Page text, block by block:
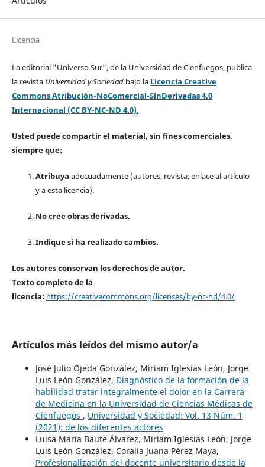
Licencia
La editorial "Universo Sur", de la Universidad de Cienfuegos, publica
la revista Universidad y Sociedad bajo la Licencia Creative
Commons Atribución-NoComercial-SinDerivadas 4.0
Internacional (CC BY-NC-ND 4.0).
Usted puede compartir el material, sin fines comerciales,
siempre que:
Atribuya adecuadamente (autores, revista, enlace al artículo
y a esta licencia).
No cree obras derivadas.
Indique si ha realizado cambios.
Los autores conservan los derechos de autor.
Texto completo de la
licencia: https://creativecommons.org/licenses/by-nc-nd/4.0/
Artículos más leídos del mismo autor/a
José Julio Ojeda González, Miriam Iglesias León, Jorge
Luis León González, Diagnóstico de la formación de la
habilidad tratar integralmente el dolor en la Carrera
de Medicina en la Universidad de Ciencias Médicas de
Cienfuegos , Universidad y Sociedad: Vol. 13 Núm. 1
(2021): de los diferentes actores
Luisa María Baute Álvarez, Miriam Iglesias León, Jorge
Luis León González, Coralia Juana Pérez Maya,
Profesionalización del docente universitario desde la